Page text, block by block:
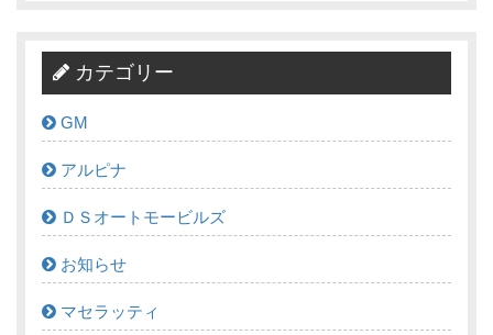
カテゴリー
GM
アルピナ
ＤＳオートモービルズ
お知らせ
マセラッティ